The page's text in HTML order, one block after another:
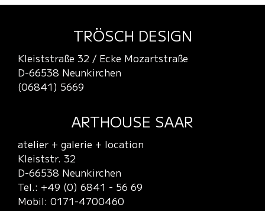
TRÖSCH DESIGN
Kleiststraße 32 / Ecke Mozartstraße
D-66538 Neunkirchen
(06841) 5669
ARTHOUSE SAAR
atelier + galerie + location
Kleiststr. 32
D-66538 Neunkirchen
Tel.: +49 (0) 6841 - 56 69
Mobil: 0171-4700460